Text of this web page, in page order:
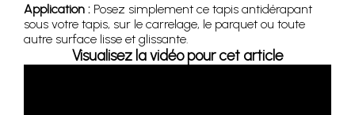
Application : Posez simplement ce tapis antidérapant
sous votre tapis, sur le carrelage, le parquet ou toute
autre surface lisse et glissante.
Visualisez la vidéo pour cet article